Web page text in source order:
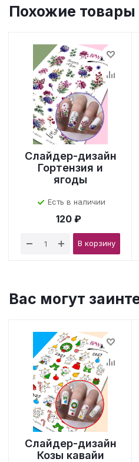
Похожие товары
Слайдер-дизайн
Гортензия и
ягоды
Есть в наличии
120 ₽
В корзину
Вас могут
Слайдер-дизайн
Козы кавайи